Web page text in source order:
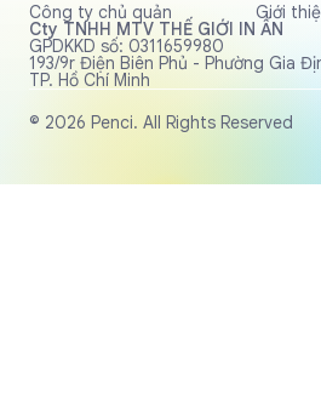
Công ty chủ quản
Cty TNHH MTV THẾ GIỚI IN ẤN
GPDKKD số: 0311659980
193/9r Điện Biên Phủ - Phường Gia
TP. Hồ Chí Minh
Giới
© 2026 Penci. All Rights Reserved